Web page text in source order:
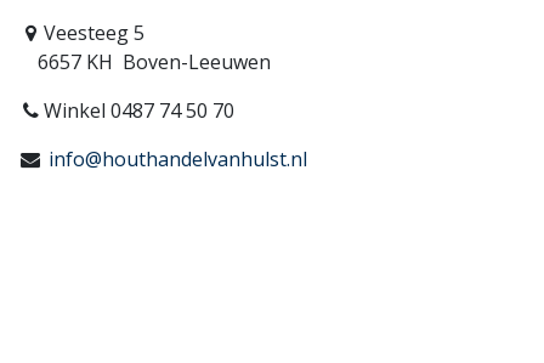
Veesteeg 5
6657 KH Boven-Leeuwen
Winkel 0487 74 50 70
info@houthandelvanhulst.nl